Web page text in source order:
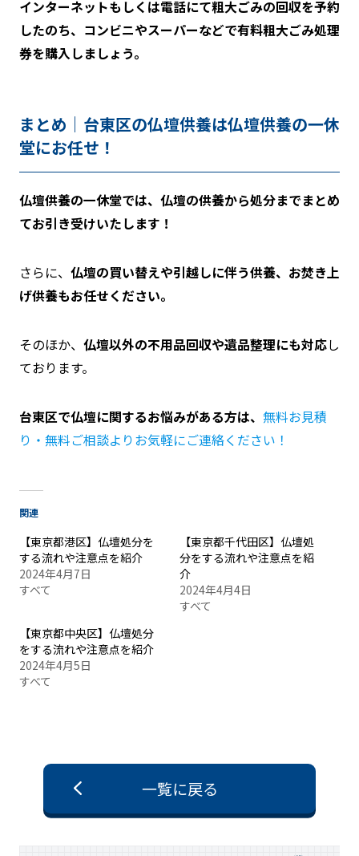
インターネットもしくは電話にて粗大ごみの回収を予約
したのち、コンビニやスーパーなどで有料粗大ごみ処理
券を購入しましょう。
まとめ｜台東区の仏壇供養は仏壇供養の一休
堂にお任せ！
仏壇供養の一休堂では、仏壇の供養から処分までまとめ
てお引き受けいたします！
さらに、 仏壇の買い替えや引越しに伴う供養、お焚き上
げ供養もお任せください。
そのほか、 仏壇以外の不用品回収や遺品整理にも対応し
ております。
台東区で仏壇に関するお悩みがある方は、 無料お見積
り・無料ご相談よりお気軽にご連絡ください！
関連
【東京都港区】仏壇処分を
する流れや注意点を紹介
2024年4月7日
すべて
【東京都千代田区】仏壇処
分をする流れや注意点を紹
介
2024年4月4日
すべて
【東京都中央区】仏壇処分
をする流れや注意点を紹介
2024年4月5日
すべて
一覧に戻る